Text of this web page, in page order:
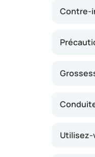
prescrit
Contre-
Utilisez-